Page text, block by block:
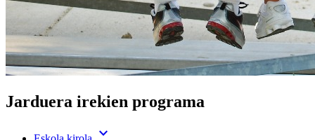
Jarduera irekien programa
expand_more